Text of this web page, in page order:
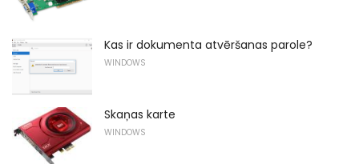
Kas ir dokumenta atvēršanas parole?
WINDOWS
Skaņas karte
WINDOWS